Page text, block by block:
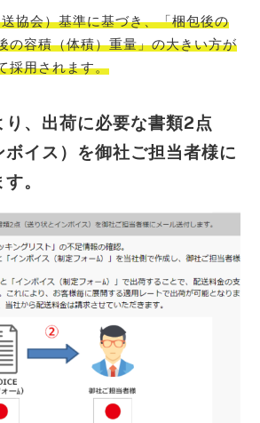
協会）基準に基づき、「梱包後の
の容積（体積）重量」の大きい方が
採用されます。
、出荷に必要な書類2点
ボイス）を御社ご担当者様に
。